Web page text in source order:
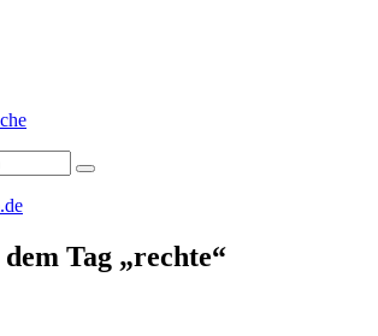
Tag „rechte“